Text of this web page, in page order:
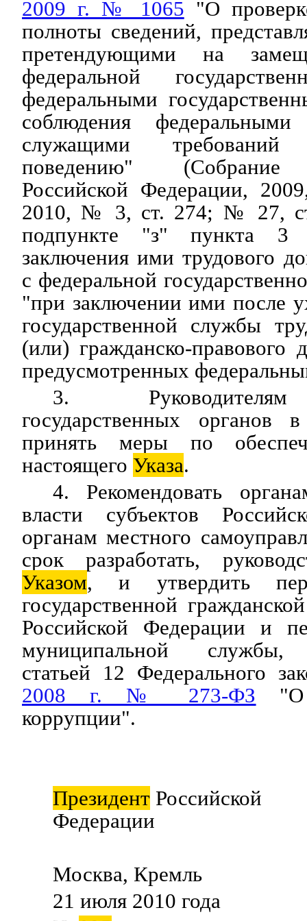
2009 г. № 1065 "О
полноты сведений,
претендующими на
федеральной
федеральными
соблюдения федеральными
служащими
поведению" (Собрание
Российской Федерации,
2010, № 3, ст. 274; № 27,
подпункте "з" пункта 3
заключения ими трудового
с федеральной
"при заключении ими после
государственной службы
(или) гражданско-правового
предусмотренных
3.
государственных органов
принять меры по
настоящего Указа.
4. Рекомендовать
власти субъектов
органам местного
срок разработать,
Указом, и утвердить
государственной
Российской Федерации и
муниципальной службы,
статьей 12 Федерального
2008 г. № 273-ФЗ "О
коррупции".
Президент Российской
Федерации
Москва, Кремль
21 июля 2010 года